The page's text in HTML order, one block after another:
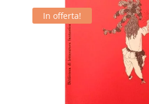
In offerta!